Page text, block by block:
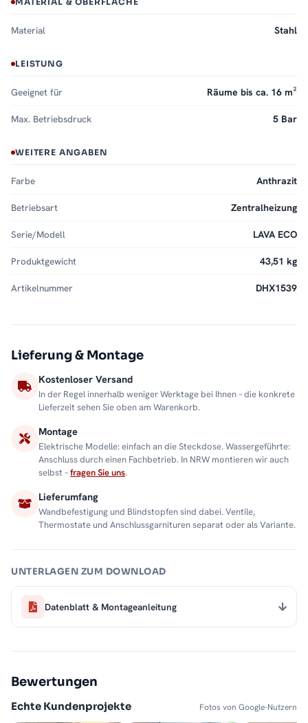
Material Stahl
LEISTUNG
Geeignet für Räume bis ca. 16 m²
Max. Betriebsdruck 5 Bar
WEITERE ANGABEN
Farbe Anthrazit
Betriebsart Zentralheizung
Serie/Modell LAVA ECO
Produktgewicht 43,51 kg
Artikelnummer DHX1539
Lieferung & Montage
Kostenloser Versand
In der Regel innerhalb weniger Werktage bei Ihnen – die konkrete
Lieferzeit sehen Sie oben am Warenkorb.
Montage
Elektrische Modelle: einfach an die Steckdose. Wassergeführte:
Anschluss durch einen Fachbetrieb. In NRW montieren wir auch
selbst –fragen Sie uns.
Lieferumfang
Wandbefestigung und Blindstopfen sind dabei. Ventile,
Thermostate und Anschlussgarnituren separat oder als Variante.
UNTERLAGEN ZUM DOWNLOAD
Datenblatt & Montageanleitung
Bewertungen
Echte Kundenprojekte Fotos von Google-Nutzern